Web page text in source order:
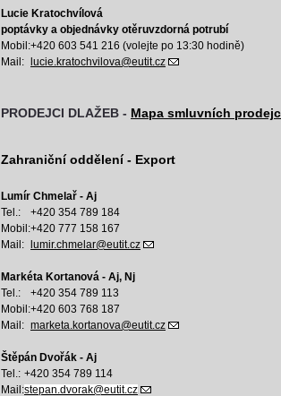
Lucie Kratochvílová
poptávky a objednávky otěruvzdorná potrubí
Mobil:
Mail:
+420 603 541 216 (volejte po 13:30 hodině)
lucie.kratochvilova@eutit.cz
PRODEJCI DLAŽEB - Mapa smluvních
Zahraniční oddělení - Export
Lumír Chmelař - Aj
Tel.:
Mobil:
Mail:
+420 354 789 184
+420 777 158 167
lumir.chmelar@eutit.cz
Markéta Kortanová - Aj, Nj
Tel.:
Mobil:
Mail:
+420 354 789 113
+420 603 768 187
marketa.kortanova@eutit.cz
Štěpán Dvořák - Aj
Tel.:
Mail:
+420 354 789 114
stepan.dvorak@eutit.cz